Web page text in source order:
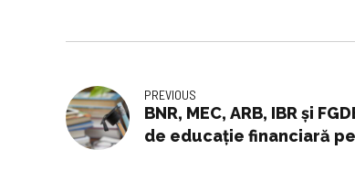
PREVIOUS
BNR, MEC, ARB, IBR şi
de educaţie financiară